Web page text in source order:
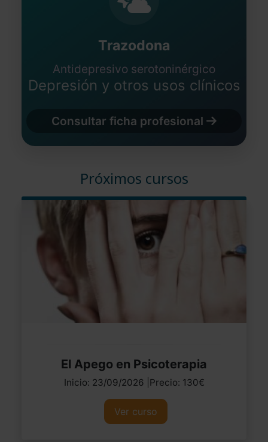
Trazodona
Antidepresivo serotoninérgico
Depresión y otros usos clínicos
Consultar ficha profesional
Próximos cursos
El Apego en Psicoterapia
Inicio: 23/09/2026 |Precio: 130€
Ver curso